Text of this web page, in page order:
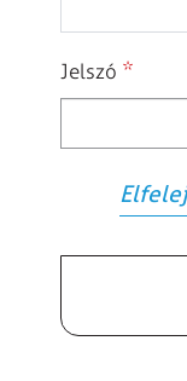
Jelszó *